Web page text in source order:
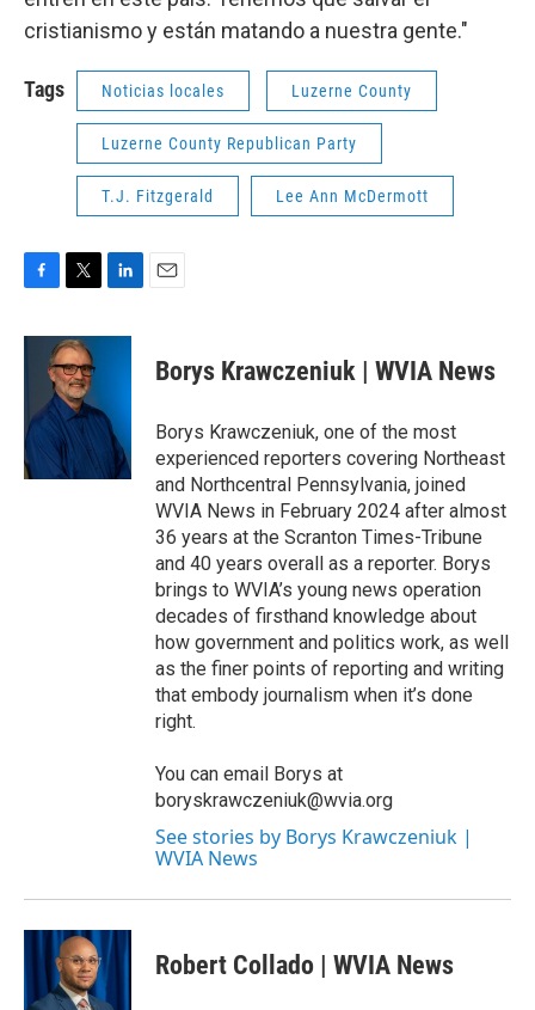
cristianismo y están matando a nuestra gente."
Tags Noticias locales Luzerne County
Luzerne County Republican Party
T.J. Fitzgerald Lee Ann McDermott
c
o
k
i
t
t
e
r
n
d
I
n
Borys Krawczeniuk | WVIA News
Borys Krawczeniuk, one of the most
experienced reporters covering Northeast
and Northcentral Pennsylvania, joined
WVIA News in February 2024 after almost
36 years at the Scranton Times-Tribune
and 40 years overall as a reporter. Borys
brings to WVIA’s young news operation
decades of firsthand knowledge about
how government and politics work, as well
as the finer points of reporting and writing
that embody journalism when it’s done
right.
You can email Borys at
boryskrawczeniuk@wvia.org
See stories by Borys Krawczeniuk |
WVIA News
Robert Collado | WVIA News